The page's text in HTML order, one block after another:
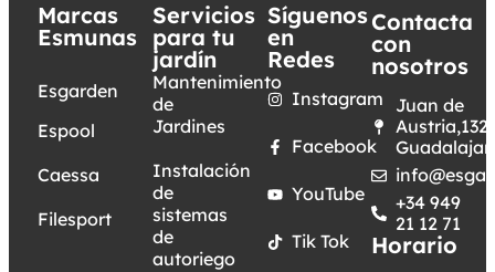
Marcas
Esmunas
Esgarden
Espool
Caessa
Filesport
Servicios
para tu
jardín
Mantenimiento
de
Jardines
Instalación
de
sistemas
de
autoriego
Síguenos
en
Redes
Instagram
Facebook
YouTube
Tik Tok
Contacta
con
nosotros
Juan de
Austria,132.
+34 949
21 12 71
Horario